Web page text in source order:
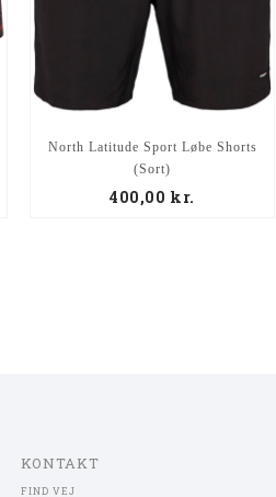
North Latitude Sport Løbe Shorts
(Sort)
400,00kr.
KONTAKT
FIND VEJ